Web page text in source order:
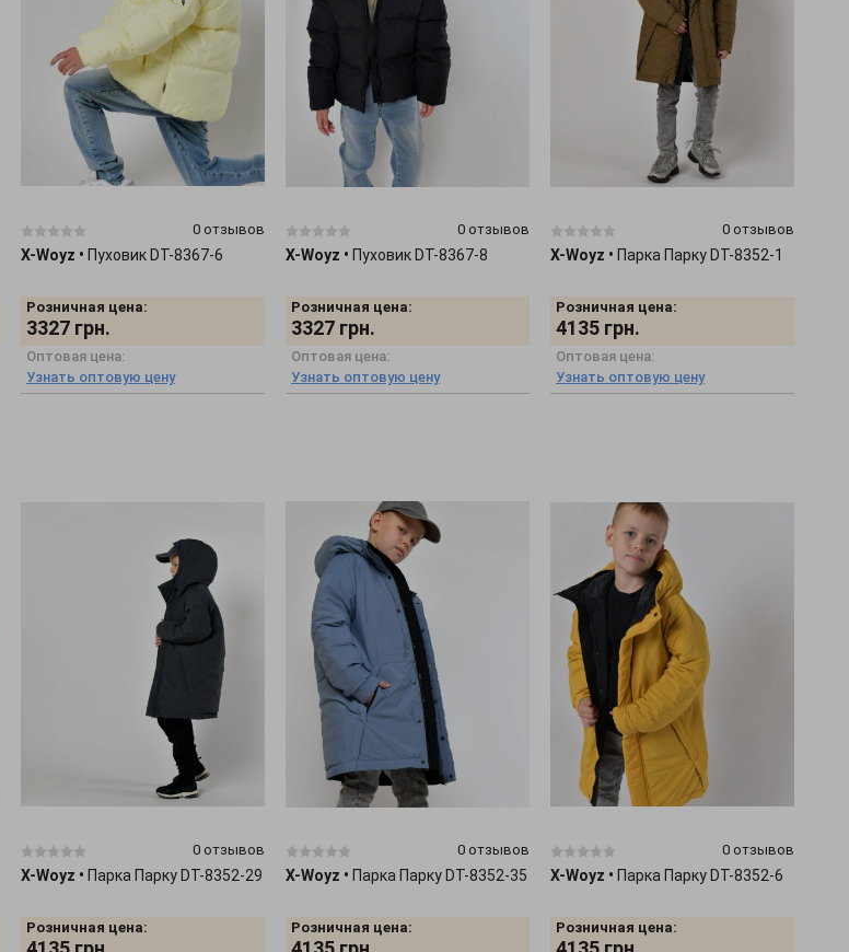
0 отзывов
X-Woyz • Пуховик DT-8367-6
Розничная цена:
3327 грн.
Оптовая цена:
Узнать оптовую цену
0 отзывов
X-Woyz • Пуховик DT-8367-8
Розничная цена:
3327 грн.
Оптовая цена:
Узнать оптовую цену
0 отзывов
X-Woyz • Парка Парку DT-8352-1
Розничная цена:
4135 грн.
Оптовая цена:
Узнать оптовую цену
0 отзывов
X-Woyz • Парка Парку DT-8352-29
Розничная цена:
0 отзывов
X-Woyz • Парка Парку DT-8352-35
Розничная цена:
0 отзывов
X-Woyz • Парка Парку DT-8352-6
Розничная цена: